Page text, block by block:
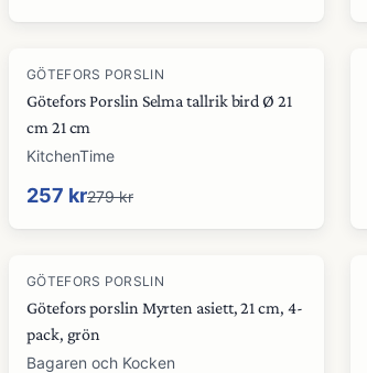
-8%
GÖTEFORS PORSLIN
Götefors Porslin Selma tallrik bird Ø 21
cm 21 cm
KitchenTime
257 kr279 kr
GÖTEFORS PORSLIN
Götefors porslin Myrten asiett, 21 cm, 4-
pack, grön
Bagaren och Kocken